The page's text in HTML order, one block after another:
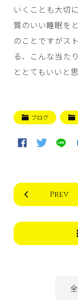
いくことも大切
質のいい睡眠を
のことですがス
る、こんな当た
ととてもいいと
ブログ
Prev